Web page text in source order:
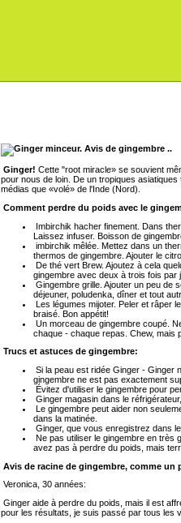
Ginger! Cette "root miracle» se souvient
pour nous de loin. De un tropiques
médias que «volé» de l'Inde (Nord).
Comment perdre du poids avec le
Imbirchik hacher finement. Dans
Laissez infuser. Boisson de
imbirchik mêlée. Mettez dans un
thermos de gingembre. Ajouter le
De thé vert Brew. Ajoutez à cela
gingembre avec deux à trois fois par
Gingembre grille. Ajouter un peu de
déjeuner, poludenka, dîner et tout
Les légumes mijoter. Peler et râper
braisé. Bon appétit!
Un morceau de gingembre coupé.
chaque - chaque repas. Chew, mais
Trucs et astuces de gingembre:
Si la peau est ridée Ginger - Ginger
gingembre ne est pas exactement
Évitez d'utiliser le gingembre pour
Ginger magasin dans le
Le gingembre peut aider non
dans la matinée.
Ginger, que vous enregistrez dans
Ne pas utiliser le gingembre en très
avez pas à perdre du poids, mais
Avis de racine de gingembre, comme
Veronica, 30 années:
Ginger aide à perdre du poids, mais il est
pour les résultats, je suis passé par tous les